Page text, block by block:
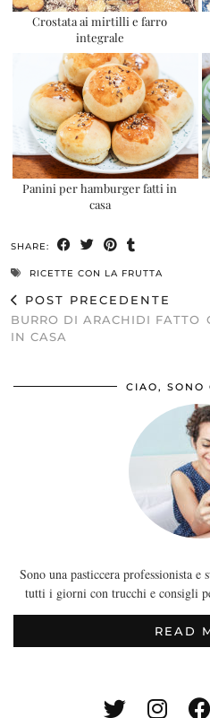
Crostata ai mirtilli e farro
integrale
Panini per hamburger fatti in
casa
SHARE:
RICETTE CON LA FRUTTA
POST PRECEDENTE
BURRO DI ARACHIDI FATTO
IN CASA
CIAO, SONO
Sono una pasticcera professionista
tutti i giorni con trucchi e consigli
READ